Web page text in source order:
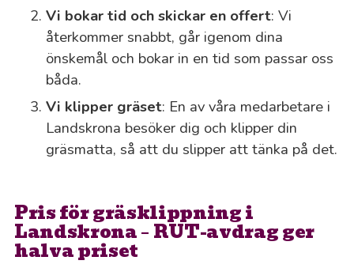
Vi bokar tid och skickar en offert: Vi
återkommer snabbt, går igenom dina
önskemål och bokar in en tid som passar oss
båda.
Vi klipper gräset: En av våra medarbetare i
Landskrona besöker dig och klipper din
gräsmatta, så att du slipper att tänka på det.
Pris för gräsklippning i
Landskrona – RUT-avdrag ger
halva priset